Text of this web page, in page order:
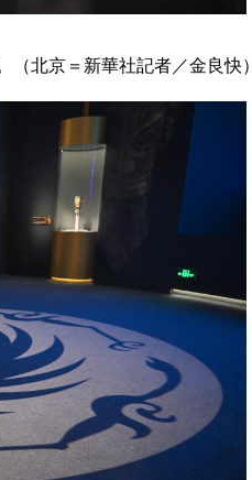
（北京＝新華社記者／金良快）